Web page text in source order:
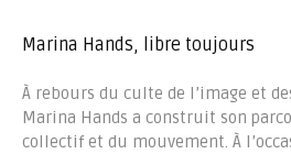
Marina Hands, libre toujours
À rebours du culte de l’image et
Marina Hands a construit son
collectif et du mouvement. À